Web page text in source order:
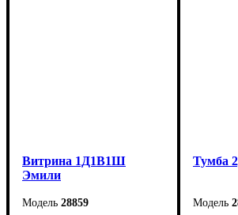
Витрина 1Д1В1Ш
Эмили
28859
Тумба